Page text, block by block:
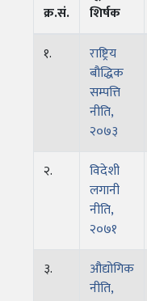
क्र.सं.
शिर्षक
१.
राष्ट्रिय
बौद्धिक
सम्पत्ति
नीति,
२०७३
२.
विदेशी
लगानी
नीति,
२०७१
३.
औद्योगिक
नीति,